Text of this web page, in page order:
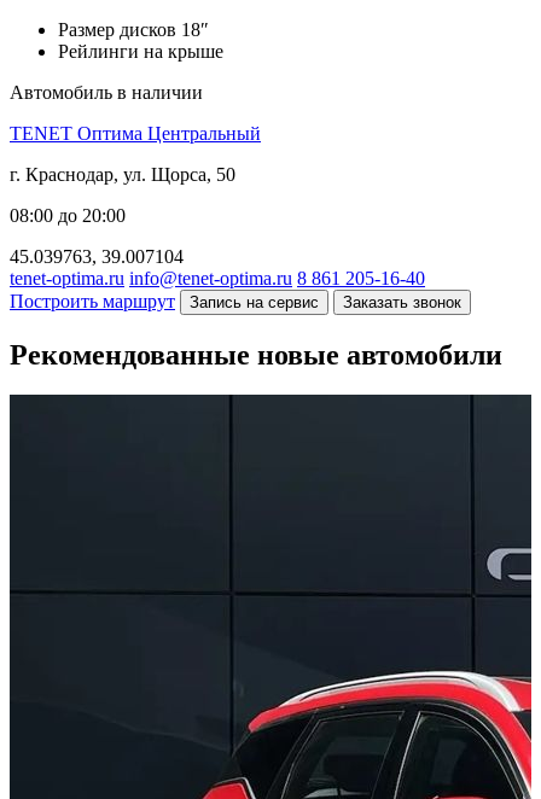
Размер дисков 18″
Рейлинги на крыше
Автомобиль в наличии
TENET Оптима Центральный
г. Краснодар, ул. Щорса, 50
08:00 до 20:00
45.039763, 39.007104
tenet-optima.ru info@tenet-optima.ru 8 861 205-16-40
Построить маршрут
Запись на сервис Заказать звонок
Рекомендованные новые автомобили